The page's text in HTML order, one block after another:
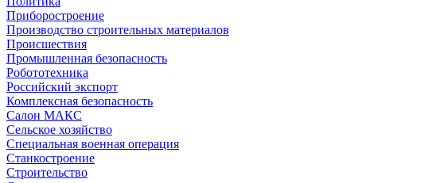
Приборостроение
Производство строительных материалов
Происшествия
Промышленная безопасность
Робототехника
Российский экспорт
Комплексная безопасность
Салон МАКС
Сельское хозяйство
Специальная военная операция
Станкостроение
Строительство